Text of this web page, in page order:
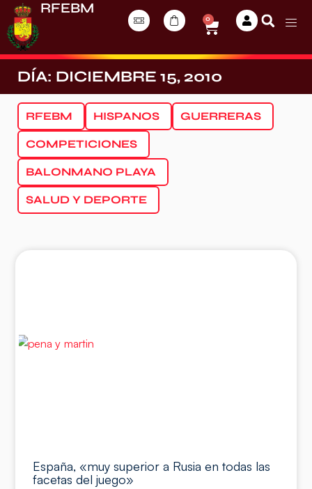
RFEBM
0
DÍA: DICIEMBRE 15, 2010
RFEBM HISPANOS GUERRERAS
COMPETICIONES
BALONMANO PLAYA
SALUD Y DEPORTE
España, «muy superior a Rusia en todas las
facetas del juego»